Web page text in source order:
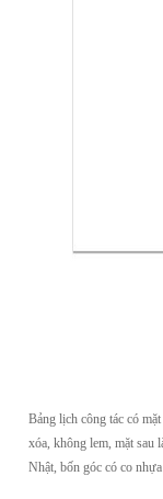
Bảng lịch công tác có
xóa, không lem, mặt
Nhật, bốn góc có co